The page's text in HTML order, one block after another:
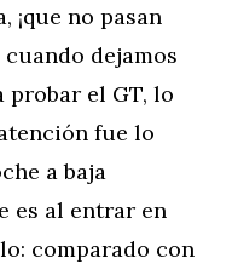
¡que no pasan
dejamos
probar el GT, lo
fue lo
a baja
es al entrar en
comparado con